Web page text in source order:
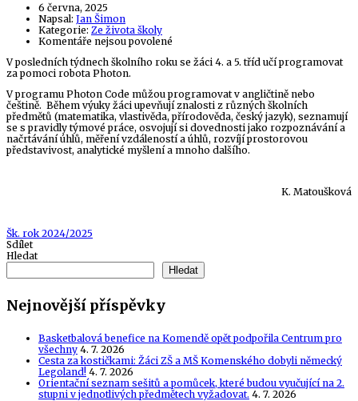
6 června, 2025
Napsal: Author
Jan Šimon
Kategorie: Ze života školy
Komentáře nejsou povolené
s
s
robotem
Photon
V posledních týdnech školního roku se žáci 4. a 5. tříd učí programovat
za pomoci robota Photon.
V programu Photon Code můžou programovat v angličtině nebo
češtině. Během výuky žáci upevňují znalosti z různých školních
předmětů (matematika, vlastivěda, přírodověda, český jazyk), seznamují
se s pravidly týmové práce, osvojují si dovednosti jako rozpoznávání a
načrtávání úhlů, měření vzdáleností a úhlů, rozvíjí prostorovou
představivost, analytické myšlení a mnoho dalšího.
K. Matoušková
Tags
Šk. rok 2024/2025
Sdílet
Hledat
Hledat
Nejnovější příspěvky
Basketbalová benefice na Komendě opět podpořila Centrum pro
všechny 4. 7. 2026
Cesta za kostičkami: Žáci ZŠ a MŠ Komenského dobyli německý
Legoland! 4. 7. 2026
Orientační seznam sešitů a pomůcek, které budou vyučující na 2.
stupni v jednotlivých předmětech vyžadovat. 4. 7. 2026